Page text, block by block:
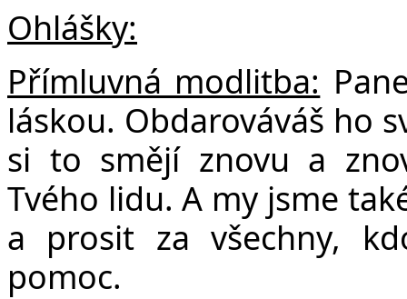
Ohlášky:
Přímluvná modlitba:
láskou. Obdarováváš ho
si to smějí znovu a
Tvého lidu. A my jsme
a prosit za všechny,
pomoc.